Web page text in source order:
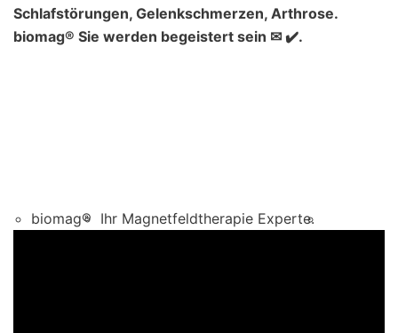
Schlafstörungen, Gelenkschmerzen, Arthrose.
biomag® Sie werden begeistert sein ✉ ✔️.
biomag® Ihr Magnetfeldtherapie Experte.